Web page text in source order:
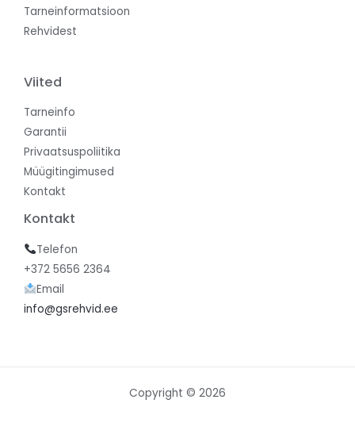
Tarneinformatsioon
Rehvidest
Viited
Tarneinfo
Garantii
Privaatsuspoliitika
Müügitingimused
Kontakt
Kontakt
Telefon
+372 5656 2364
Email
info@gsrehvid.ee
Copyright © 2026